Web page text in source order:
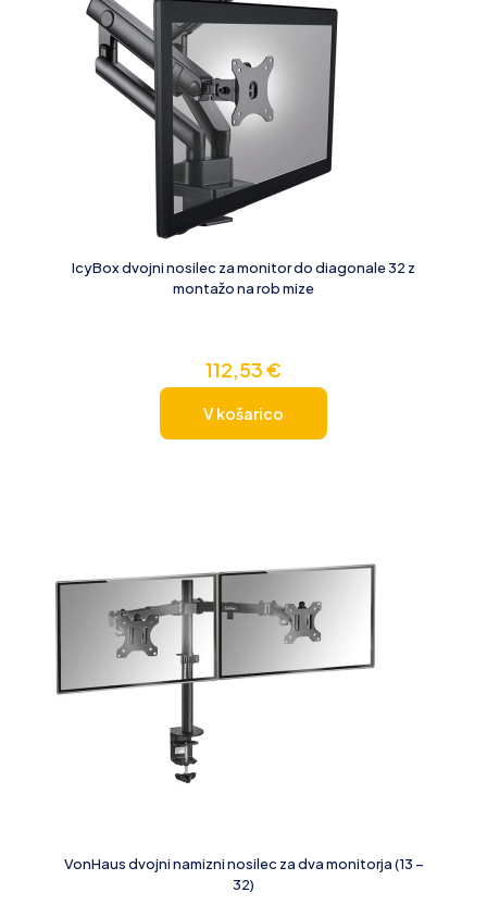
IcyBox dvojni nosilec za monitor do diagonale 32 z
montažo na rob mize
112,53€
V košarico
VonHaus dvojni namizni nosilec za dva monitorja (13 –
32)